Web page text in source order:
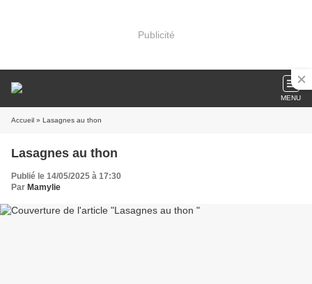
Publicité
MENU
Accueil » Lasagnes au thon
Lasagnes au thon
Publié le 14/05/2025 à 17:30
Par Mamylie